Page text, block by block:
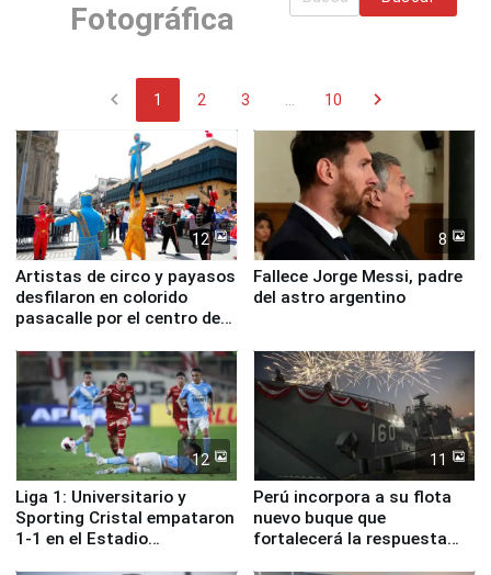
Fotográfica
chevron_left 1 2 3 10 chevron_right
12
Artistas de circo y payasos
desfilaron en colorido
pasacalle por el centro de
8
Fallece Jorge Messi, padre
del astro argentino
12
Liga 1: Universitario y
Sporting Cristal empataron
1-1 en el Estadio
11
Perú incorpora a su flota
nuevo buque que
fortalecerá la respuesta